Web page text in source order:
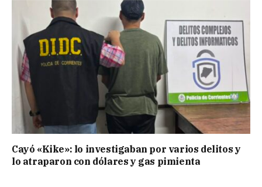
Cayó «Kike»: lo investigaban por varios delitos y
lo atraparon con dólares y gas pimienta